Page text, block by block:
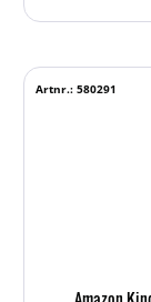
Artnr.: 580291